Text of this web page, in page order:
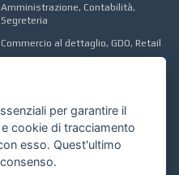
Amministrazione, Contabilità,
Segreteria
Commercio al dettaglio, GDO, Retail
per garantire il
cookie di tracciamento
esso. Quest'ultimo